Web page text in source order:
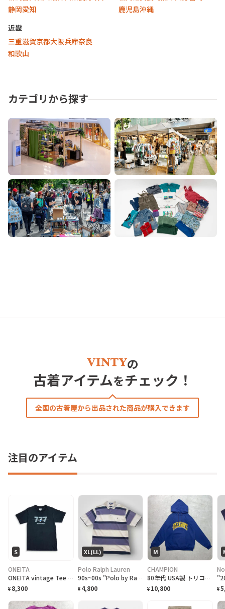
静岡愛知
近畿
三重滋賀京都大阪兵庫奈良
和歌山
鹿児島沖縄
カテゴリから探す
ポップアップ マーケット
の
古着アイテムをチェック！
全国の古着屋から出品された商品が購入できます
注目のアイテム
S
ONEITA
ONEITA vintage Tee シングルステッチ Tシャツ BOEING ボーイング
¥ 8,300
XL(LL)
Polo Ralph Lauren
90s~00s "Polo by Ralph Lauren" S/S Border Polo Shirt ラルフローレン ボーダー ポロシャツ [XL]
¥ 4,800
M
CHAMPION
80年代 USA製 トリコタグ Champion チャンピオン OAK GROVE カレッジプリント スウェットパーカー メンズM相当 古着 80s ヴィンテージ VINTAGE 紺色
¥ 10,800 ¥